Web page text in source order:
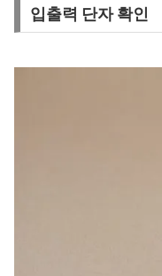
입출력 단자 확인